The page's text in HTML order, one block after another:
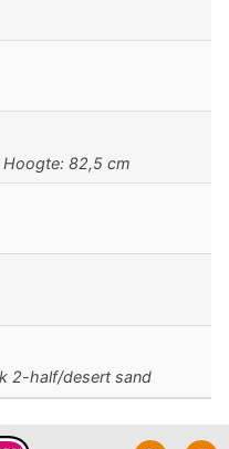
82,5 cm
2-half/desert sand